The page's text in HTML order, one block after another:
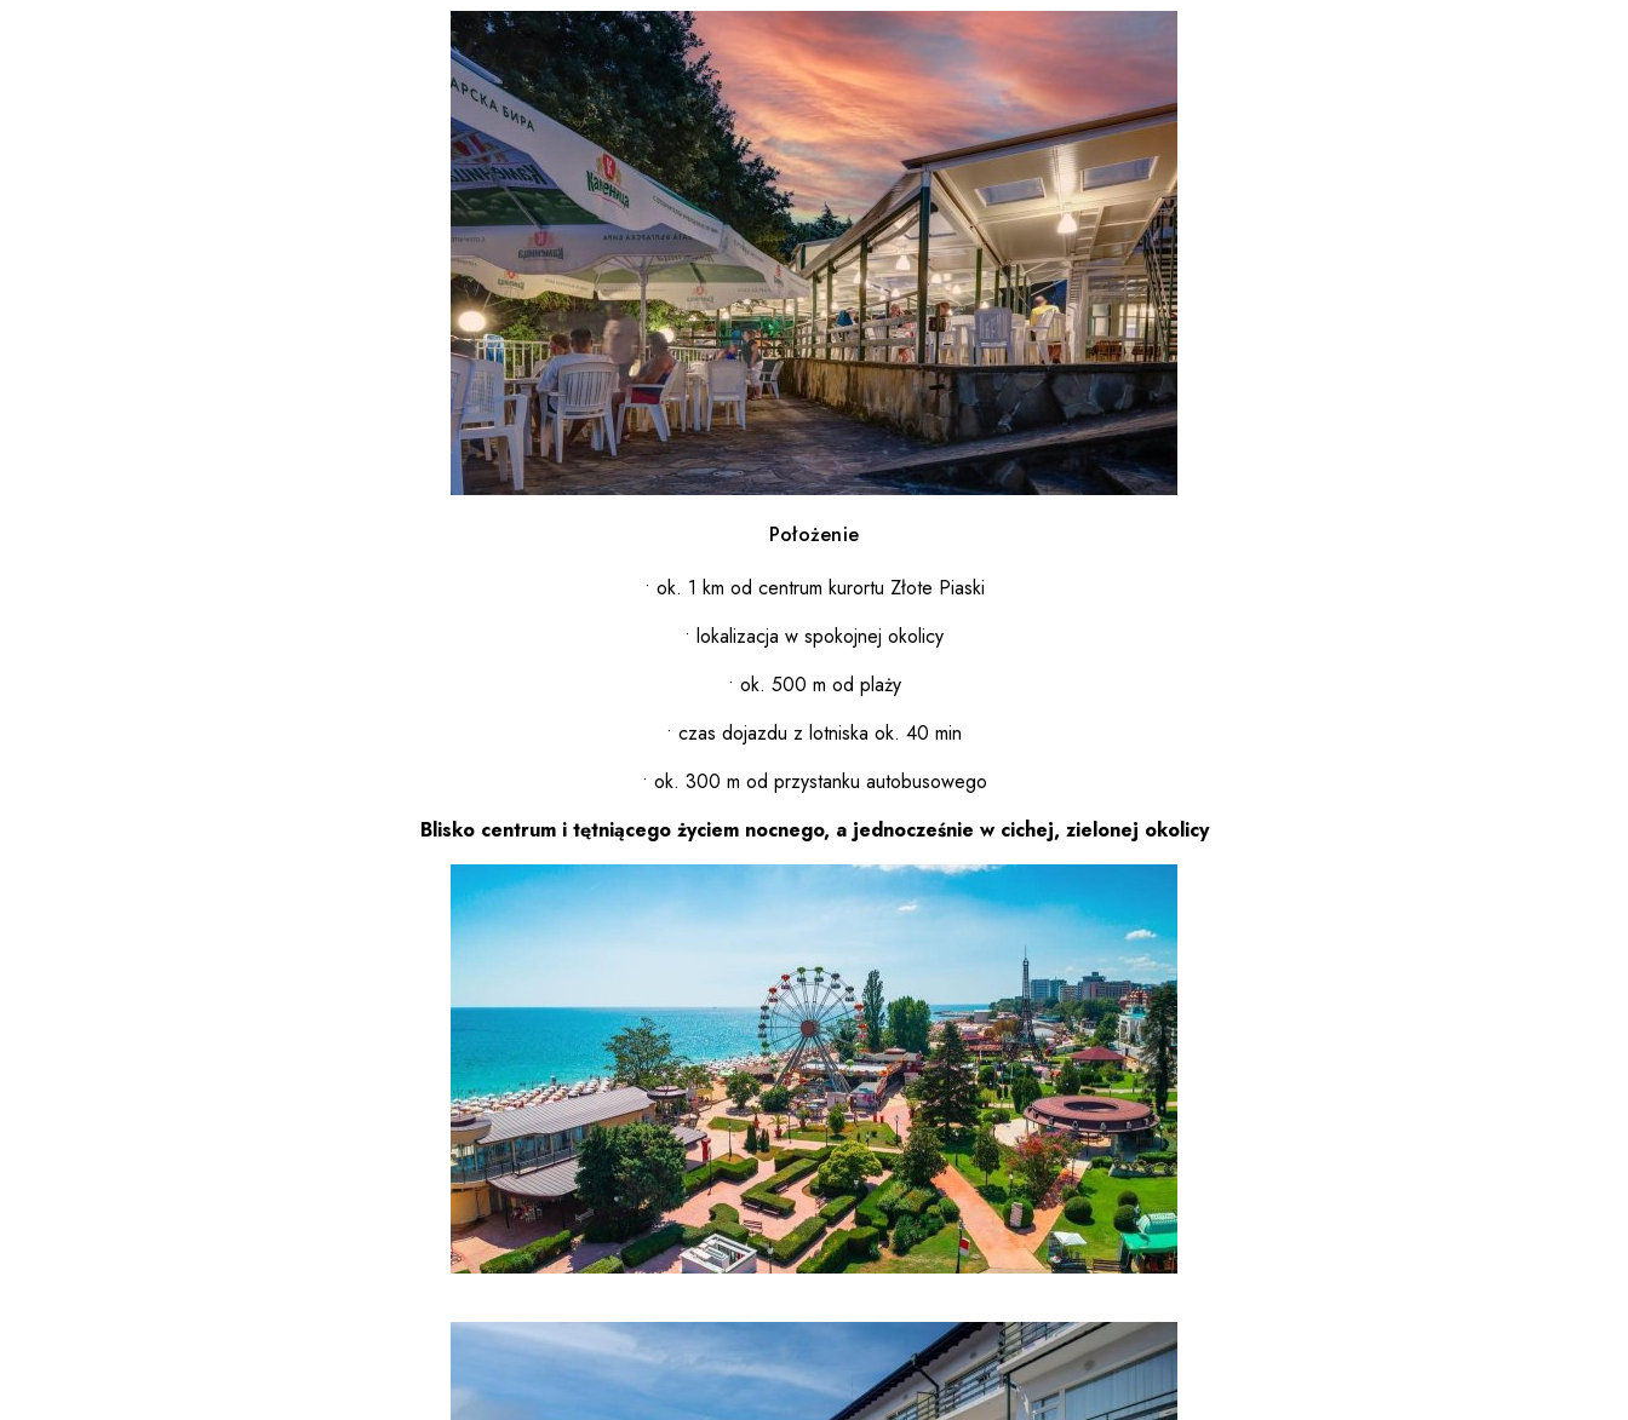
Położenie
• ok. 1 km od centrum kurortu Złote Piaski
• lokalizacja w spokojnej okolicy
• ok. 500 m od plaży
• czas dojazdu z lotniska ok. 40 min
• ok. 300 m od przystanku autobusowego
Blisko centrum i tętniącego życiem nocnego, a jednocześnie w cichej, zielonej okolicy